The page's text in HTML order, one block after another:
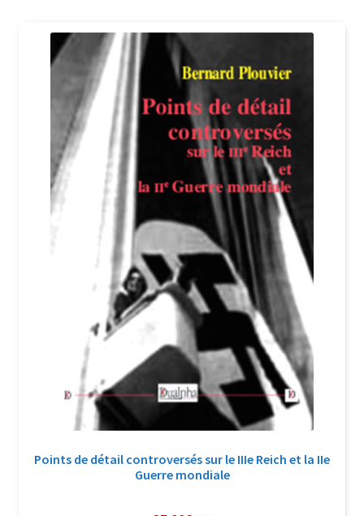
Points de détail controversés sur le IIIe Reich et la IIe
Guerre mondiale